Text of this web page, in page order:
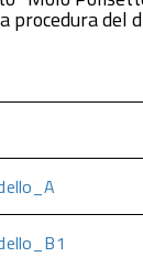
procedura del